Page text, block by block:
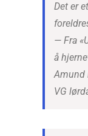
Det er
— Fra
å
Amund
VG